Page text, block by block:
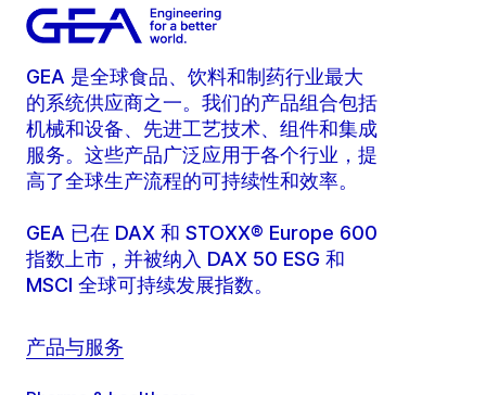
GEA 是全球食品、饮料和制药行业最大
的系统供应商之一。我们的产品组合包括
机械和设备、先进工艺技术、组件和集成
服务。这些产品广泛应用于各个行业，提
高了全球生产流程的可持续性和效率。
GEA 已在 DAX 和 STOXX® Europe 600
指数上市，并被纳入 DAX 50 ESG 和
MSCI 全球可持续发展指数。
产品与服务